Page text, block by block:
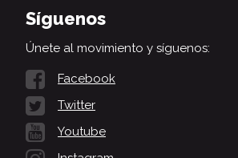
Síguenos
Únete al movimiento y síguenos:
Facebook
Twitter
Youtube